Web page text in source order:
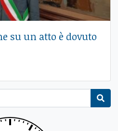
su un atto è dovuto